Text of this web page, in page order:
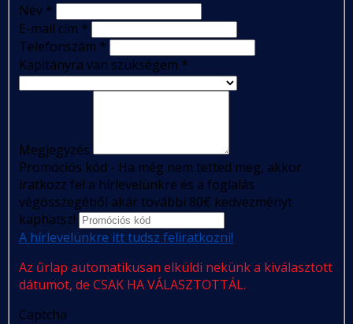
Név *
E-mail cím *
Telefonszám *
Kapitányra van szükségem *
Megjegyzés
Promóciós kód - Ha még nem tetted meg, akkor
iratkozz fel a hírlevelünkre és a foglalás
végösszegéből akár további 80€ kedvezményt
kaphatsz!
A hírlevelünkre itt tudsz feliratkozni!
Az űrlap automatikusan elküldi nekünk a kiválasztott
dátumot, de CSAK HA VÁLASZTOTTÁL.
Captcha